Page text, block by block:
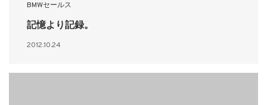
BMWセールス
記憶より記録。
2012.10.24